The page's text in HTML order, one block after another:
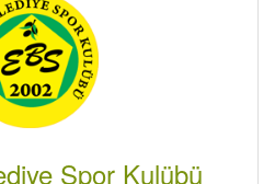
Spor Kulübü